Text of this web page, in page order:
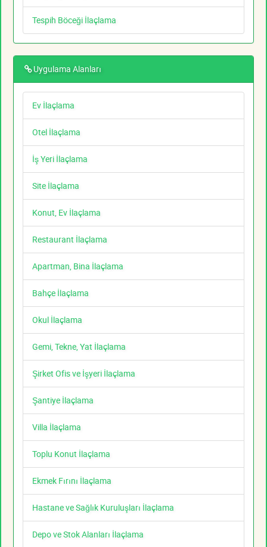
Tespih Böceği İlaçlama
Uygulama Alanları
Ev İlaçlama
Otel İlaçlama
İş Yeri İlaçlama
Site İlaçlama
Konut, Ev İlaçlama
Restaurant İlaçlama
Apartman, Bina İlaçlama
Bahçe İlaçlama
Okul İlaçlama
Gemi, Tekne, Yat İlaçlama
Şirket Ofis ve İşyeri İlaçlama
Şantiye İlaçlama
Villa İlaçlama
Toplu Konut İlaçlama
Ekmek Fırını İlaçlama
Hastane ve Sağlık Kuruluşları İlaçlama
Depo ve Stok Alanları İlaçlama